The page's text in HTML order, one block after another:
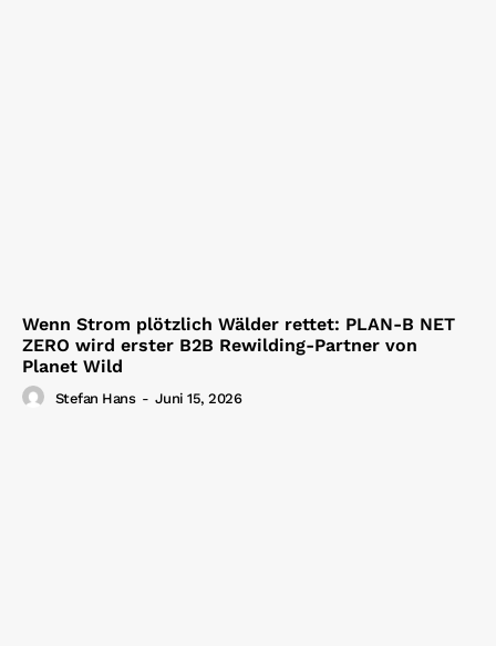
Wenn Strom plötzlich Wälder rettet: PLAN-B NET
ZERO wird erster B2B Rewilding-Partner von
Planet Wild
Stefan Hans - Juni 15, 2026